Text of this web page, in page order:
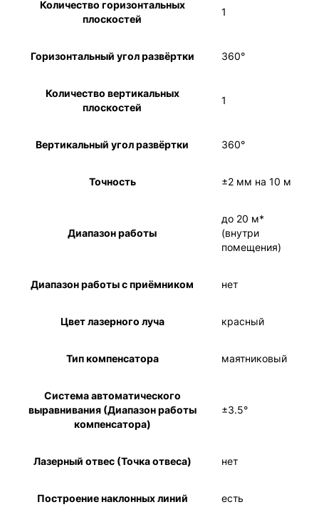
Количество горизонтальных
плоскостей
1
Горизонтальный угол развёртки 360°
Количество вертикальных
плоскостей
1
Вертикальный угол развёртки 360°
Точность ±2 мм на 10 м
Диапазон работы
до 20 м*
(внутри
помещения)
Диапазон работы с приёмником нет
Цвет лазерного луча красный
Тип компенсатора маятниковый
Система автоматического
выравнивания (Диапазон работы
компенсатора)
±3.5°
Лазерный отвес (Точка отвеса) нет
Построение наклонных линий есть